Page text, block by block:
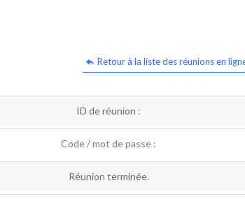
Retour à la liste des réunions en
ID de réunion :
Code / mot de passe :
Réunion terminée.